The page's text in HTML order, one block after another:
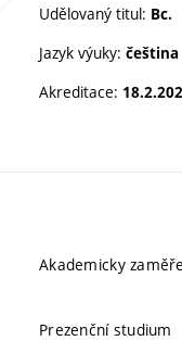
Udělovaný titul: Bc.
Jazyk výuky: čeština
Akreditace:
Akademicky
Prezenční studium